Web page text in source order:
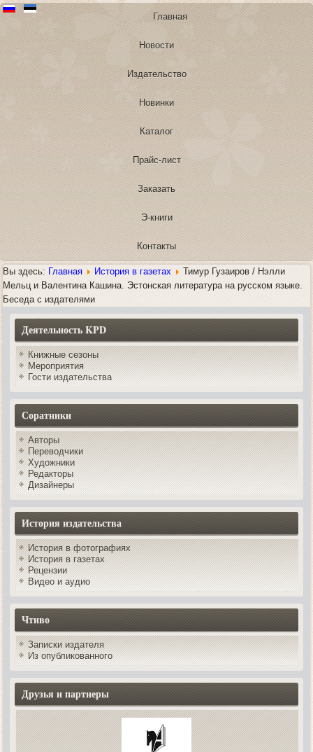
Главная
Новости
Издательство
Новинки
Каталог
Прайс-лист
Заказать
Э-книги
Контакты
Вы здесь: Главная История в газетах
Тимур Гузаиров / Нэлли
Мельц и Валентина Кашина. Эстонская литература на русском языке.
Беседа с издателями
Деятельность KPD
Книжные сезоны
Мероприятия
Гости издательства
Соратники
Авторы
Переводчики
Художники
Редакторы
Дизайнеры
История издательства
История в фотографиях
История в газетах
Рецензии
Видео и аудио
Чтиво
Записки издателя
Из опубликованного
Друзья и партнеры